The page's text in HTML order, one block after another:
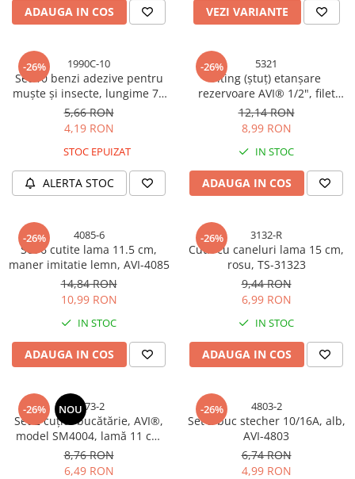
Pompe de umflat
Roti ajutatoare bicicleta
Sa bicicleta
Schimbatoare bicicleta
Scule bicicleta
Sonerii bicicleta
Spite si nipluri biciclete
Suporturi accesorii biciclete
Tije si coliere sa
Vulcanizare, petice si leviere
bicicleta
Echipamente protectie
Accesorii echipamente protectia
Manusi protectia muncii
Ochelari protectia muncii si Viziere
protective
Birotica & Papetarie
Adezivi si benzi adezive
Articole ambalare
Creioane si ascutitori
ADAUGA IN COS VEZI VARIANTE
-26% 1990C-10
Set 10 benzi adezive pentru
muște și insecte, lungime 77
cm, AVI-1990C
5,66 RON
4,19 RON
STOC EPUIZAT
ALERTA STOC
-26% 5321
Fiting (ștuț) etanșare
rezervoare AVI® 1/2", filet
interior și exterior, AVI-5321
12,14 RON
8,99 RON
IN STOC
ADAUGA IN COS
-26% 4085-6
Set 6 cutite lama 11.5 cm,
maner imitatie lemn, AVI-4085
14,84 RON
10,99 RON
IN STOC
ADAUGA IN COS
-26% 3132-R
Cutit cu caneluri lama 15 cm,
rosu, TS-31323
9,44 RON
6,99 RON
IN STOC
ADAUGA IN COS
-26% NOU3373-2
Set 2 cuțite bucătărie, AVI®,
model SM4004, lamă 11 cm
curbată, lungime totală 22
cm, mâner lemn, 60 g, AVI-
8,76 RON
6,49 RON
-26% 4803-2
Set 2 buc stecher 10/16A, alb,
AVI-4803
6,74 RON
4,99 RON